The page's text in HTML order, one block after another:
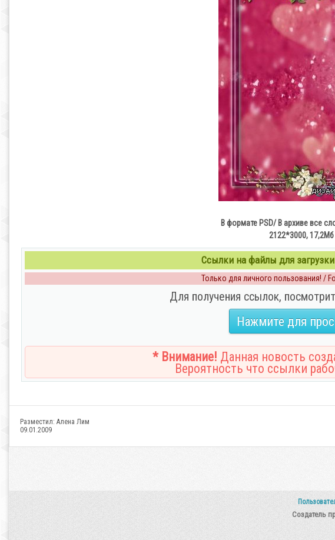
В формате PSD/ В архиве все
2122*3000, 17,2Мб
Ссылки на файлы для
Только для личного пользования! /
Для получения ссылок,
Нажмите для
* Внимание! Данная новость
Вероятность что ссылки
Разместил: Алена Лим
09.01.2009
Создатель